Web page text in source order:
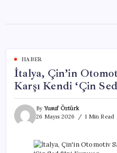
content
HABER
İtalya, Çin’in
Karşı Kendi ‘Çin
ByYusuf Öztürk
26 Mayıs 2026
1 Min Read